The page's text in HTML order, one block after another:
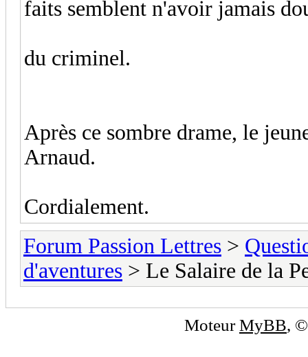
faits semblent n'avoir jamais
du criminel.
Après ce sombre drame, le
Arnaud.
Cordialement.
Forum Passion Lettres >
d'aventures > Le Salaire de la
MoteurMyBB,